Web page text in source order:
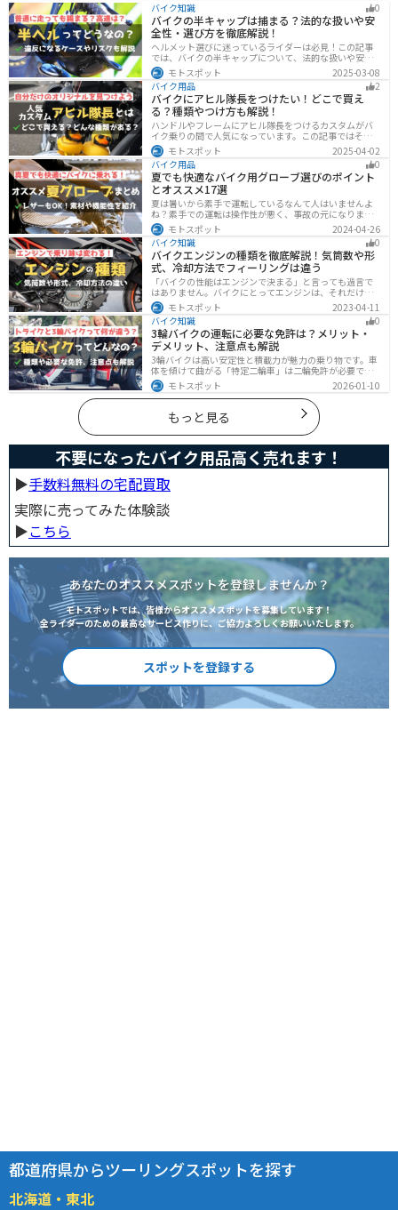
バイク知識 0
バイクの半キャップは捕まる？法的な扱いや安
全性・選び方を徹底解説！
ヘルメット選びに迷っているライダーは必見！この記事
では、バイクの半キャップについて、法的な扱いや安全
性、選び方を詳しく解説しています。実は、法律で認め
られていても、状況によっては違法となる可能性がある
ので注意が必要です。この記事を読めば、ヘルメットを
正しく選ぶヒントが得られます。
モトスポット
2025-03-08
バイク用品
2
バイクにアヒル隊長をつけたい！どこで買え
る？種類やつけ方も解説！
ハンドルやフレームにアヒル隊長をつけるカスタムがバ
イク乗りの間で人気になっています。この記事ではそん
なアヒル隊長について、どこで買えるのかどんな種類が
あるのか、バイクに付ける際の注意点などまとめまし
た。アヒル隊長でオリジナルカスタムをしたい人は参考
にしてください。
モトスポット
2025-04-02
バイク用品
0
夏でも快適なバイク用グローブ選びのポイント
とオススメ17選
夏は暑いから素手で運転しているなんて人はいませんよ
ね？素手での運転は操作性が悪く、事故の元になりま
す。直射日光が当たり日焼けで余計に暑くなります。夏に
は夏用グローブを使うことで、素手より涼しく快適にバ
イクに乗ることができるので是非使いましょう。
モトスポット
2024-04-26
バイク知識
0
バイクエンジンの種類を徹底解説！気筒数や形
式、冷却方法でフィーリングは違う
「バイクの性能はエンジンで決まる」と言っても過言で
はありません。バイクにとってエンジンは、それだけ重
要なパーツなんです。エンジンの種類と特徴を知れば、
あなたもワンランク上のバイク選びができるようになり
ます！
モトスポット
2023-04-11
バイク知識
0
3輪バイクの運転に必要な免許は？メリット・
デメリット、注意点も解説
3輪バイクは高い安定性と積載力が魅力の乗り物です。車
体を傾けて曲がる「特定二輪車」は二輪免許が必要です
が、自立する「トライク」は普通自動車免許で運転で
き、ヘルメット着用も任意です。維持費はバイク並みです
が、運転特性や駐車ルールは車種により異なるため、事
前の確認が大切です。
モトスポット 2026-01-10
もっと見る
不要になったバイク用品高く売れます！
▶︎手数料無料の宅配買取
実際に売ってみた体験談
▶︎こちら
あなたのオススメスポットを登録しませんか？
モトスポットでは、皆様からオススメスポットを募集しています！
全ライダーのための最高なサービス作りに、ご協力よろしくお願いいたします。
スポットを登録する
都道府県からツーリングスポットを探す
北海道・東北